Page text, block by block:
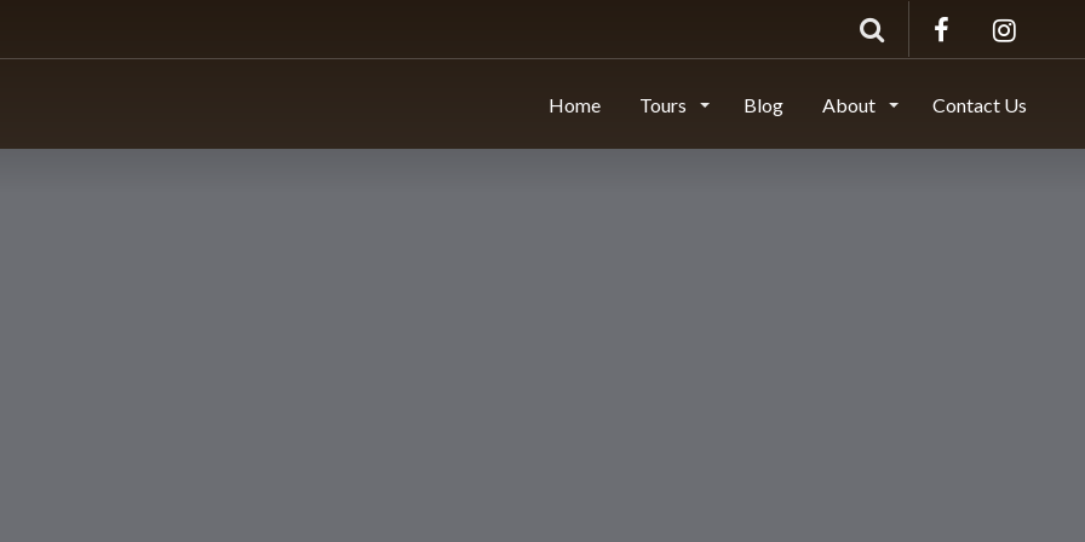
Home Tours Blog About Contact Us